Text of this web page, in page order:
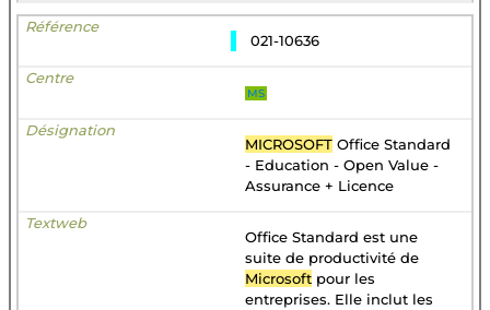
021-10636
MS
MICROSOFT Office Standard
- Education - Open Value -
Assurance + Licence
Office Standard est une
suite de productivité de
Microsoft pour les
entreprises. Elle inclut les